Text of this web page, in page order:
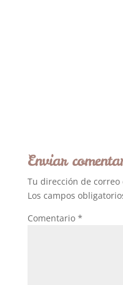
Enviar
Tu dirección de
Los campos
Comentario *